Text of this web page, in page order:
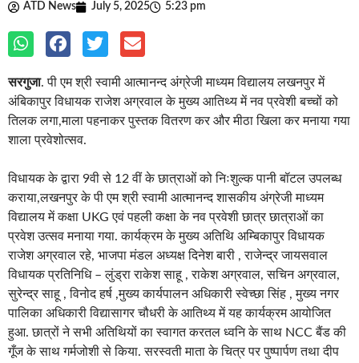
ATD News July 5, 2025 5:23 pm
सरगुजा. पी एम श्री स्वामी आत्मानन्द अंग्रेजी माध्यम विद्यालय लखनपुर में
अंबिकापुर विधायक राजेश अग्रवाल के मुख्य आतिथ्य में नव प्रवेशी बच्चों को
तिलक लगा,माला पहनाकर पुस्तक वितरण कर और मीठा खिला कर मनाया गया
शाला प्रवेशोत्सव.
विधायक के द्वारा 9वी से 12 वीं के छात्राओं को निःशुल्क पानी बॉटल उपलब्ध
कराया,लखनपुर के पी एम श्री स्वामी आत्मानन्द शासकीय अंग्रेजी माध्यम
विद्यालय में कक्षा UKG एवं पहली कक्षा के नव प्रवेशी छात्र छात्राओं का
प्रवेश उत्सव मनाया गया. कार्यक्रम के मुख्य अतिथि अम्बिकापुर विधायक
राजेश अग्रवाल रहे, भाजपा मंडल अध्यक्ष दिनेश बारी , राजेन्द्र जायसवाल
विधायक प्रतिनिधि – लुंड्रा राकेश साहू , राकेश अग्रवाल, सचिन अग्रवाल,
सुरेन्द्र साहू , विनोद हर्ष ,मुख्य कार्यपालन अधिकारी स्वेच्छा सिंह , मुख्य नगर
पालिका अधिकारी विद्यासागर चौधरी के आतिथ्य में यह कार्यक्रम आयोजित
हुआ. छात्रों ने सभी अतिथियों का स्वागत करतल ध्वनि के साथ NCC बैंड की
गूँज के साथ गर्मजोशी से किया. सरस्वती माता के चित्र पर पुष्पार्पण तथा दीप